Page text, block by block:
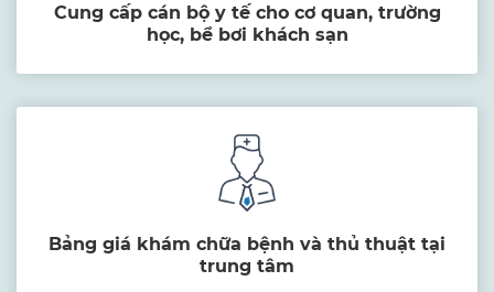
Cung cấp cán bộ y tế cho cơ quan, trường
học, bể bơi khách sạn
Bảng giá khám chữa bệnh và thủ thuật tại
trung tâm